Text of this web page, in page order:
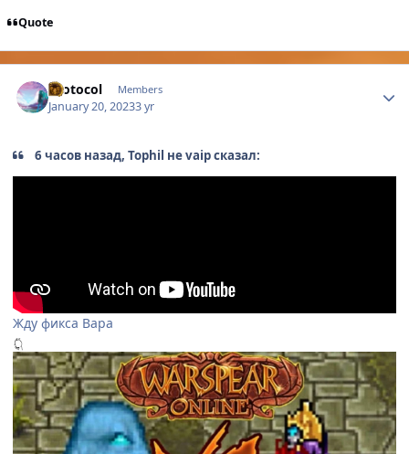
Quote
Protocol Members
January 20, 20233 yr
6 часов назад, Tophil не vaip сказал:
Жду фикса Вара